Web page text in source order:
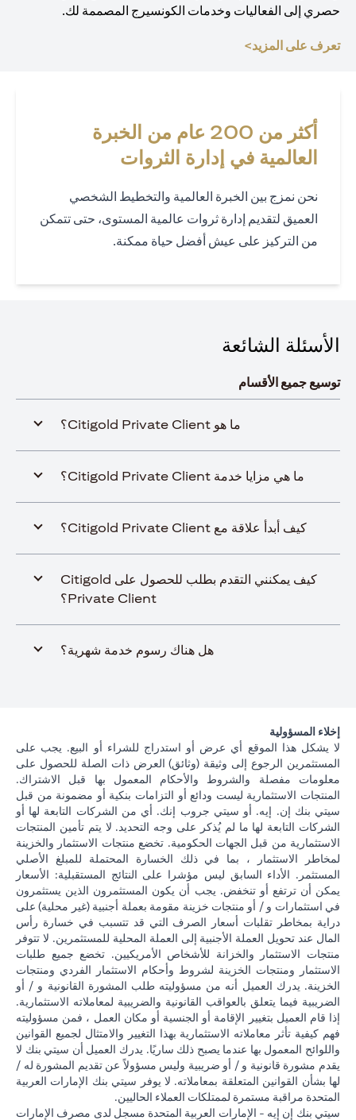
حصري إلى الفعاليات وخدمات الكونسيرج المصممة لك.
تعرف على المزيد>
أكثر من 200 عام من الخبرة
العالمية في إدارة الثروات
نحن نمزج بين الخبرة العالمية والتخطيط الشخصي
العميق لتقديم إدارة ثروات عالمية المستوى، حتى تتمكن
من التركيز على عيش أفضل حياة ممكنة.
الأسئلة الشائعة
توسيع جميع الأقسام
ما هو Citigold Private Client؟
ما هي مزايا خدمة Citigold Private Client؟
كيف أبدأ علاقة مع Citigold Private Client؟
كيف يمكنني التقدم بطلب للحصول على Citigold
Private Client؟
هل هناك رسوم خدمة شهرية؟
إخلاء المسؤولية
لا يشكل هذا الموقع أي عرض أو استدراج للشراء أو البيع. يجب على
المستثمرين الرجوع إلى وثيقة (وثائق) العرض ذات الصلة للحصول على
معلومات مفصلة والشروط والأحكام المعمول بها قبل الاشتراك.
المنتجات الاستثمارية ليست ودائع أو التزامات بنكية أو مضمونة من قبل
سيتي بنك إن. إيه. أو سيتي جروب إنك. أي من الشركات التابعة لها أو
الشركات التابعة لها ما لم يُذكر على وجه التحديد. لا يتم تأمين المنتجات
الاستثمارية من قبل الجهات الحكومية. تخضع منتجات الاستثمار والخزينة
لمخاطر الاستثمار ، بما في ذلك الخسارة المحتملة للمبلغ الأصلي
المستثمر. الأداء السابق ليس مؤشرا على النتائج المستقبلية: الأسعار
يمكن أن ترتفع أو تنخفض. يجب أن يكون المستثمرون الذين يستثمرون
في استثمارات و / أو منتجات خزينة مقومة بعملة أجنبية (غير محلية) على
دراية بمخاطر تقلبات أسعار الصرف التي قد تتسبب في خسارة رأس
المال عند تحويل العملة الأجنبية إلى العملة المحلية للمستثمرين. لا تتوفر
منتجات الاستثمار والخزانة للأشخاص الأمريكيين. تخضع جميع طلبات
الاستثمار ومنتجات الخزينة لشروط وأحكام الاستثمار الفردي ومنتجات
الخزينة. يدرك العميل أنه من مسؤوليته طلب المشورة القانونية و / أو
الضريبية فيما يتعلق بالعواقب القانونية والضريبية لمعاملاته الاستثمارية.
إذا قام العميل بتغيير الإقامة أو الجنسية أو مكان العمل ، فمن مسؤوليته
فهم كيفية تأثر معاملاته الاستثمارية بهذا التغيير والامتثال لجميع القوانين
واللوائح المعمول بها عندما يصبح ذلك ساريًا. يدرك العميل أن سيتي بنك لا
يقدم مشورة قانونية و / أو ضريبية وليس مسؤولاً عن تقديم المشورة له /
لها بشأن القوانين المتعلقة بمعاملاته. لا يوفر سيتي بنك الإمارات العربية
المتحدة مراقبة مستمرة لممتلكات العملاء الحاليين.
سيتي بنك إن إيه - الإمارات العربية المتحدة مسجل لدى مصرف الإمارات